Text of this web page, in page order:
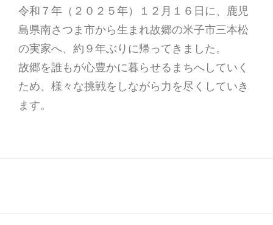
令和７年（２０２５年）１２月１６日に、鹿児
島県南さつま市から生まれ故郷の米子市三本松
の実家へ、約９年ぶりに帰ってきました。
故郷を誰もが心豊かに暮らせるまちへしていく
ため、様々な挑戦をしながら力を尽くしていき
ます。